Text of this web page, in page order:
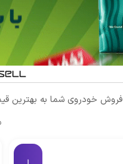
فروش خودروی شما به بهترین